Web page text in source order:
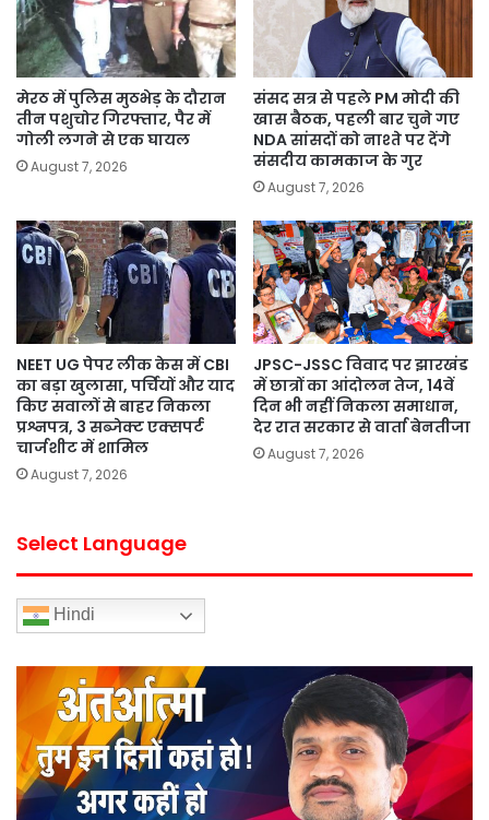
मेरठ में पुलिस मुठभेड़ के दौरान
तीन पशुचोर गिरफ्तार, पैर में
गोली लगने से एक घायल
August 7, 2026
संसद सत्र से पहले PM मोदी की
खास बैठक, पहली बार चुने गए
NDA सांसदों को नाश्ते पर देंगे
संसदीय कामकाज के गुर
August 7, 2026
NEET UG पेपर लीक केस में CBI
का बड़ा खुलासा, पर्चियों और याद
किए सवालों से बाहर निकला
प्रश्नपत्र, 3 सब्जेक्ट एक्सपर्ट
चार्जशीट में शामिल
August 7, 2026
JPSC-JSSC विवाद पर झारखंड
में छात्रों का आंदोलन तेज, 14वें
दिन भी नहीं निकला समाधान,
देर रात सरकार से वार्ता बेनतीजा
August 7, 2026
Select Language
Hindi